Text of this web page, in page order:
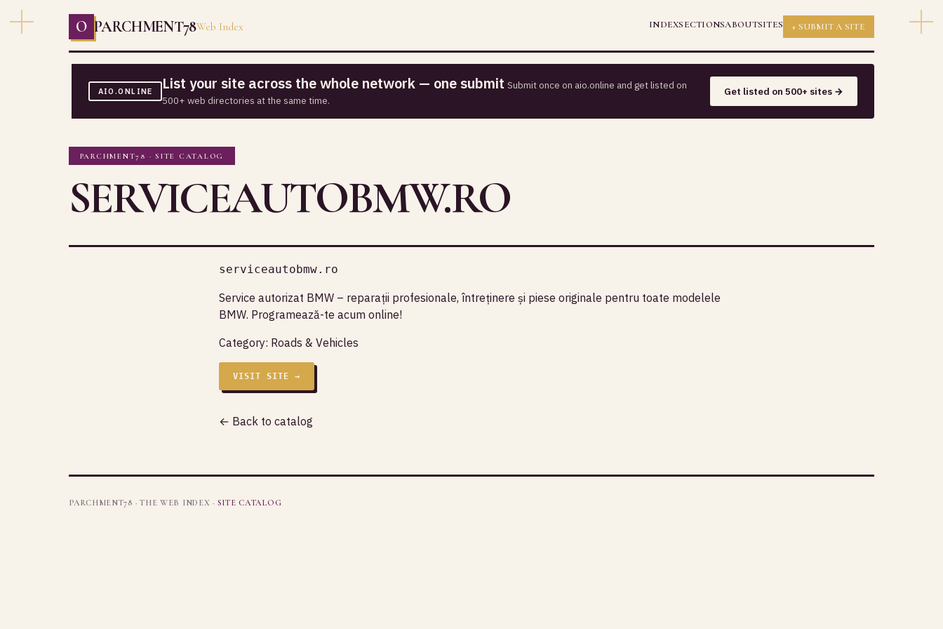
O PARCHMENT78Web Index INDEXSECTIONSABOUTSITES + SUBMIT A SITE
AIO.ONLINE List your site across the whole network — one submit Submit once on aio.online and get listed on
500+ web directories at the same time.
Get listed on 500+ sites →
PARCHMENT78 · SITE CATALOG
SERVICEAUTOBMW.RO
serviceautobmw.ro
Service autorizat BMW – reparații profesionale, întreținere și piese originale pentru toate modelele
BMW. Programează-te acum online!
Category: Roads & Vehicles
VISIT SITE →
← Back to catalog
PARCHMENT78 · THE WEB INDEX · SITE CATALOG